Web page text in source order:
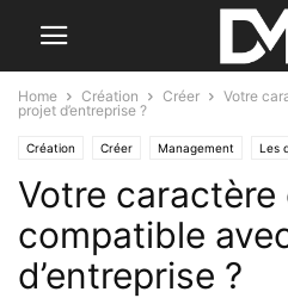
Home Création Créer
Votre
projet d’entreprise ?
Création Créer Management Les
Personnel
Votre caractère
compatible
d’entreprise ?